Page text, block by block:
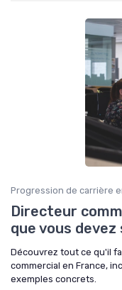
Progression de carrière
Directeur
que vous devez
Découvrez tout ce qu'il
commercial en France,
exemples concrets.